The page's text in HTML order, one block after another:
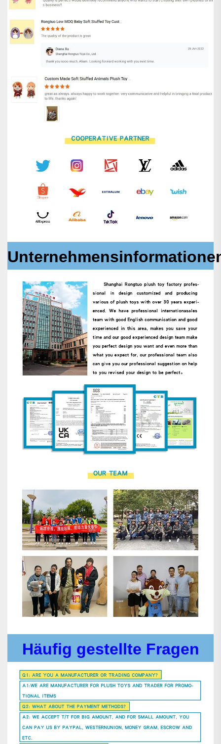
Häufig gestellte Fragen